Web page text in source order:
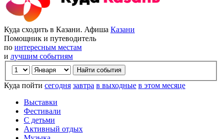
Куда сходить в Казани. Афиша Казани
Помощник и путеводитель
по интересным местам
и лучшим событиям
Куда пойти сегодня завтра в выходные в этом месяце
Выставки
Фестивали
С детьми
Активный отдых